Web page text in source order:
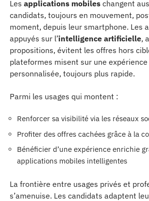
Les applications mobiles changent
candidats, toujours en mouvement,
moment, depuis leur smartphone. Les
appuyés sur l’intelligence artificielle,
propositions, évitent les offres hors
plateformes misent sur une
personnalisée, toujours plus rapide.
Parmi les usages qui montent :
Renforcer sa visibilité via les réseaux
Profiter des offres cachées grâce à la
Bénéficier d’une expérience enrichie
applications mobiles intelligentes
La frontière entre usages privés et
s’amenuise. Les candidats adaptent